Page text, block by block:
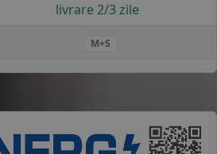
livrare 2/3 zile
M+S